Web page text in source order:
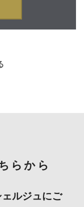
らから
ルジュにご